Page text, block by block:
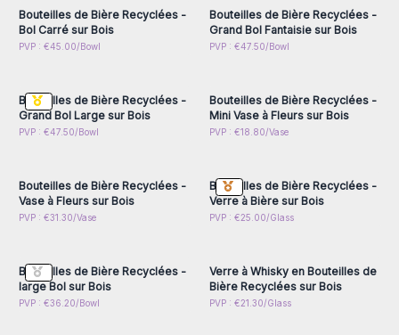
naissance à des objets à la fois rustiques et
modernes,parfaits pour une décoration nature, bohème ou
contemporaine.
Fabriqué à la main: chaque article est uniqueCommerce
éthique: soutien aux artisans indonésiens
En raison de leur nature artisanale et des matériaux naturels
utilisés, les verres soufflés sur bois peuvent présenter de
légères variations de forme, taille ou couleur, ainsi que de
de preuves de leur authenticité.
Bouteilles de Bière Recyclées -
Bol Carré sur Bois
PVP : €45.00/Bowl
Bouteilles de Bière Recyclées -
Grand Bol Fantaisie sur Bois
PVP : €47.50/Bowl
Connectez-vous ou
Bouteilles de Bière Recyclées -
Grand Bol Large sur Bois
PVP : €47.50/Bowl
Connectez-vous ou
Bouteilles de Bière Recyclées -
Mini Vase à Fleurs sur Bois
PVP : €18.80/Vase
Connectez-vous ou
Bouteilles de Bière Recyclées -
Vase à Fleurs sur Bois
PVP : €31.30/Vase
Connectez-vous ou
Bouteilles de Bière Recyclées -
Verre à Bière sur Bois
PVP : €25.00/Glass
Connectez-vous ou
Bouteilles de Bière Recyclées -
large Bol sur Bois
PVP : €36.20/Bowl
Connectez-vous ou
Verre à Whisky en Bouteilles de
Bière Recyclées sur Bois
PVP : €21.30/Glass
Connectez-vous ou